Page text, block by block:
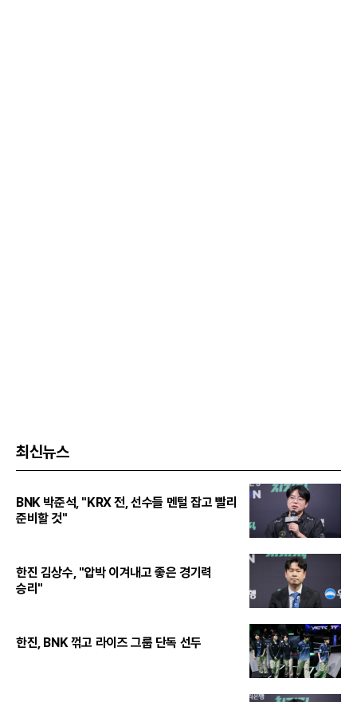
최신뉴스
BNK 박준석, "KRX 전, 선수들 멘털 잡고 빨리
준비할 것"
한진 김상수, "압박 이겨내고 좋은 경기력
승리"
한진, BNK 꺾고 라이즈 그룹 단독 선두